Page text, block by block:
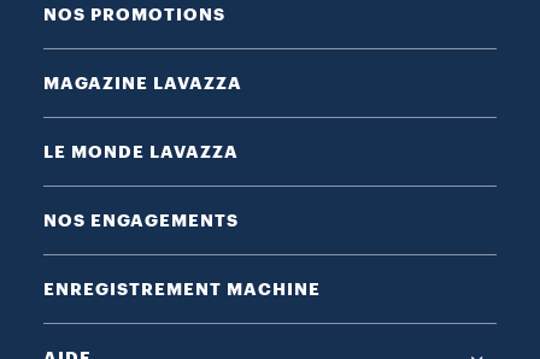
NOS PROMOTIONS
MAGAZINE LAVAZZA
LE MONDE LAVAZZA
NOS ENGAGEMENTS
ENREGISTREMENT MACHINE